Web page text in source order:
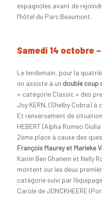
espagnoles avant de
l’hôtel du Parc Beaumont.
Samedi 14 octobre
Le lendemain, pour la
on assiste à un double coup
« catégorie Classic » des
Joy KERN, (Shelby Cobra) à
Et renversement de
HEBERT (Alpha Romeo
2ème place à cause des
François Maurey et Marieke
Karim Ben Ghanem et Nelly
montent sur les deux
catégorie suivi par
Carole de JONCKHEERE